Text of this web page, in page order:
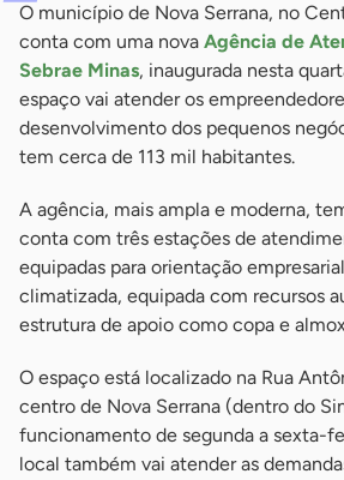
O município de Nova Serrana, no
conta com uma nova Agência de
Sebrae Minas, inaugurada nesta
espaço vai atender os
desenvolvimento dos pequenos
tem cerca de 113 mil habitantes.
A agência, mais ampla e moderna,
conta com três estações de
equipadas para orientação
climatizada, equipada com recursos
estrutura de apoio como copa e
O espaço está localizado na Rua
centro de Nova Serrana (dentro do
funcionamento de segunda a sexta-
local também vai atender as